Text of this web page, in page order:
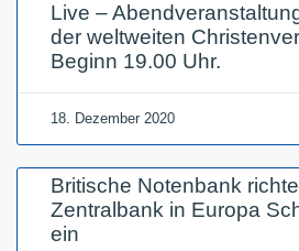
Live –
der weltweiten
Beginn 19.00 Uhr.
18. Dezember 2020
Britische Notenbank
Zentralbank in Europa
ein